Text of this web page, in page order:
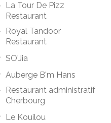
La Tour De Pizz
Restaurant
Royal Tandoor
Restaurant
SO'Jia
Auberge B'm Hans
Restaurant administratif
Cherbourg
Le Kouilou